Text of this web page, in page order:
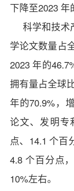
下降至2023 年
科学和技术
学论文数量占
2023 年的
拥有量占全球
年的70.9%，
论文、发明专
点、14.1 个百
4.8 个百分点
10%左右。